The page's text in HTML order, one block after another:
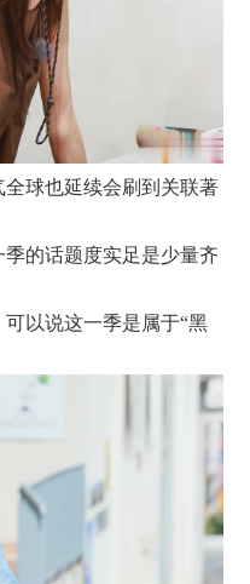
球也延续会刷到关联著
的话题度实足是少量齐
以说这一季是属于“黑